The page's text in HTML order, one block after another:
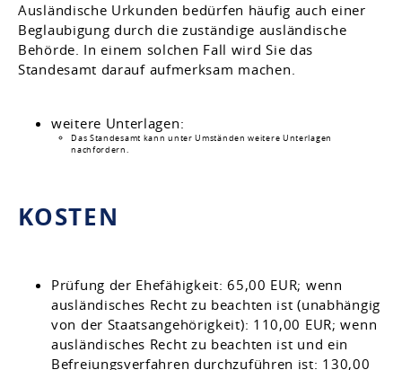
Ausländische Urkunden bedürfen häufig auch einer
Beglaubigung durch die zuständige ausländische
Behörde. In einem solchen Fall wird Sie das
Standesamt darauf aufmerksam machen.
weitere Unterlagen:
​​​​​​​Das Standesamt kann unter Umständen weitere Unterlagen
nachfordern.
KOSTEN
Prüfung der Ehefähigkeit: 65,00 EUR; wenn
ausländisches Recht zu beachten ist (unabhängig
von der Staatsangehörigkeit): 110,00 EUR; wenn
ausländisches Recht zu beachten ist und ein
Befreiungsverfahren durchzuführen ist: 130,00